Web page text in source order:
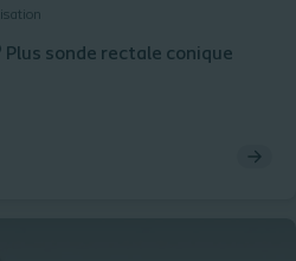
sonde rectale conique